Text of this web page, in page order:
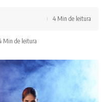
Min de leitura
4 Min de leitura